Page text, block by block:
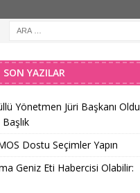
SON YAZILAR
Yönetmen Jüri Başkanı Oldu
Dostu Seçimler Yapın
Geniz Eti Habercisi Olabilir: